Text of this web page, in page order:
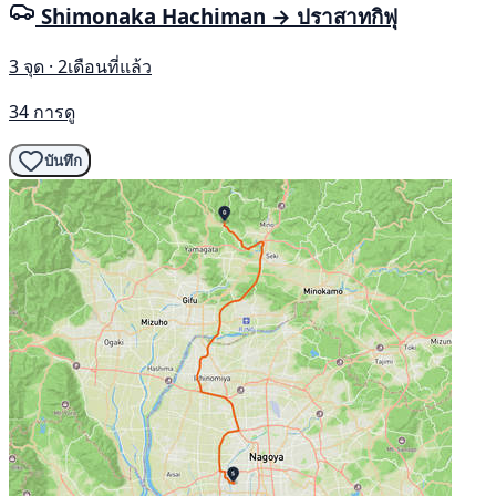
Shimonaka Hachiman → ปราสาทกิฟุ
3 จุด · 2เดือนที่แล้ว
34 การดู
บันทึก